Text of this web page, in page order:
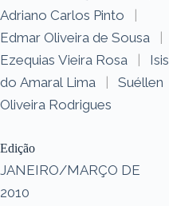
Adriano Carlos Pinto
|
Edmar Oliveira de Sousa
|
Ezequias Vieira Rosa
|
Isis
do Amaral Lima
|
Suéllen
Oliveira Rodrigues
Edição
JANEIRO/MARÇO DE
2010